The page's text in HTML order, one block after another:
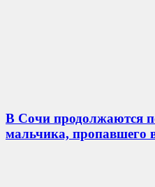
В Сочи продолжаются
мальчика, пропавшего